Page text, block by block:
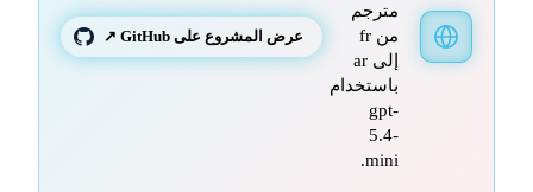
مترجم
من fr
إلى ar
باستخدام
gpt-
5.4-
mini.
عرض المشروع على GitHub ↗